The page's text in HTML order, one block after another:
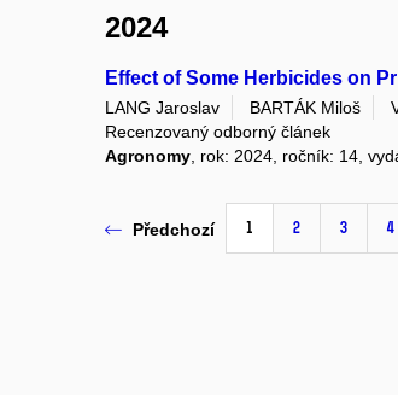
2024
Effect of Some Herbicides on
LANG Jaroslav BARTÁK Miloš
Recenzovaný odborný článek
Agronomy, rok: 2024, ročník: 14,
Předchozí 1 2 3 4